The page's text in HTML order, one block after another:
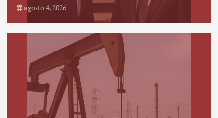
agosto 4, 2026